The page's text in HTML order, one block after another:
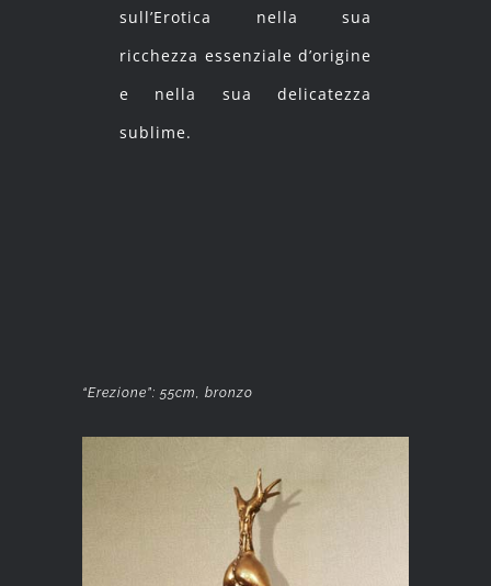
sull’Erotica nella sua
ricchezza essenziale d’origine
e nella sua delicatezza
sublime.
“Erezione”: 55cm, bronzo